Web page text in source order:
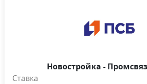
Новостройка -
Ставка